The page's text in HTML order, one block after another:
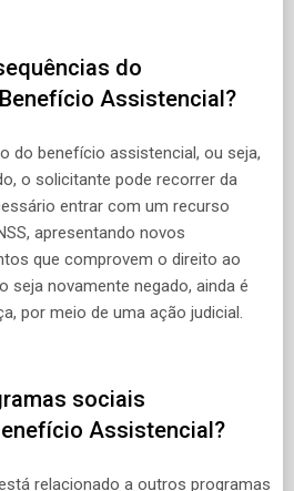
do
Assistencial?
do benefício assistencial, ou seja,
o solicitante pode recorrer da
entrar com um recurso
apresentando novos
que comprovem o direito ao
seja novamente negado, ainda é
por meio de uma ação judicial.
sociais
Assistencial?
relacionado a outros programas